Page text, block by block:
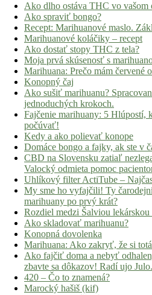
Ako dlho ostáva THC vo vašom
Ako spraviť bongo?
Recept: Marihuanové maslo.
Marihuanové koláčiky – recept
Ako dostať stopy THC z tela?
Moja prvá skúsenosť s
Marihuana: Prečo mám červené
Konopný čaj
Ako sušiť marihuanu?
jednoduchých krokoch.
Fajčenie marihuany: 5 Hlúpostí,
počúvať!
Kedy a ako polievať konope
Domáce bongo a fajky, ak ste v
CBD na Slovensku zatiaľ
Valocký odmieta pomoc
Uhlíkový filter ActiTube –
My sme ho vyfajčili! Ty
marihuany po prvý krát?
Rozdiel medzi Šalviou
Ako skladovať marihuanu?
Konopná dovolenka
Marihuana: Ako zakryť, že si
Ako fajčiť doma a nebyť
zbavte sa dôkazov! Radí ujo Julo.
420 – Čo to znamená?
Marocký hašiš (kif)